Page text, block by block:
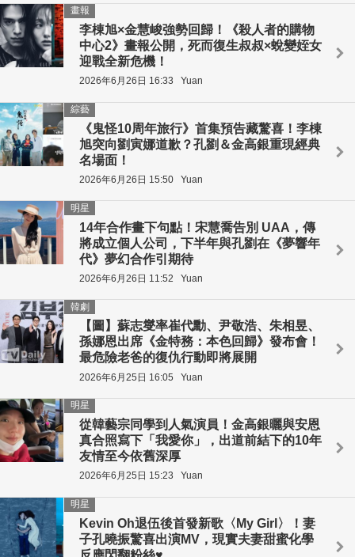
李棟旭×金慧峻強勢回歸！《殺人者的購物
中心2》畫報公開，死而復生叔叔×蛻變姪女
迎戰全新危機！
畫報
2026年6月26日 16:33 Yuan
《鬼怪10周年旅行》首集預告藏驚喜！李棟
旭突向劉寅娜道歉？孔劉＆金高銀重現經典
名場面！
綜藝
2026年6月26日 15:50 Yuan
14年合作畫下句點！宋慧喬告別 UAA，傳
將成立個人公司，下半年與孔劉在《夢響年
代》夢幻合作引期待
明星
2026年6月26日 11:52 Yuan
【圖】蘇志燮率崔代勳、尹敬浩、朱相昱、
孫娜恩出席《金特務：本色回歸》發布會！
最危險老爸的復仇行動即將展開
韓劇
2026年6月25日 16:05 Yuan
從韓藝宗同學到人氣演員！金高銀曬與安恩
真合照寫下「我愛你」，出道前結下的10年
友情至今依舊深厚
明星
2026年6月25日 15:23 Yuan
Kevin Oh退伍後首發新歌〈My Girl〉！妻
子孔曉振驚喜出演MV，現實夫妻甜蜜化學
明星